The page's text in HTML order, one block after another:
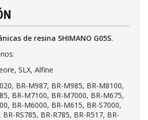
de resina SHIMANO G05S.
SLX, Alfine
BR-M987, BR-M985, BR-M8100,
BR-M7100, BR-M7000, BR-M675,
BR-M6000, BR-M615, BR-S7000,
BR-RS785, BR-R785, BR-R517, BR-